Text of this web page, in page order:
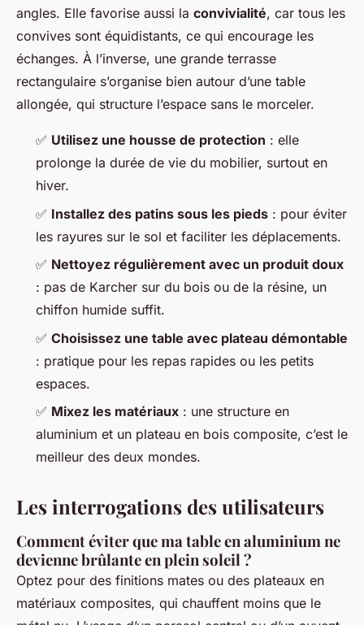
angles. Elle favorise aussi la convivialité, car tous les
convives sont équidistants, ce qui encourage les
échanges. À l’inverse, une grande terrasse
rectangulaire s’organise bien autour d’une table
allongée, qui structure l’espace sans le morceler.
✅ Utilisez une housse de protection : elle
prolonge la durée de vie du mobilier, surtout en
hiver.
✅ Installez des patins sous les pieds : pour éviter
les rayures sur le sol et faciliter les déplacements.
✅ Nettoyez régulièrement avec un produit doux
: pas de Karcher sur du bois ou de la résine, un
chiffon humide suffit.
✅ Choisissez une table avec plateau démontable
: pratique pour les repas rapides ou les petits
espaces.
✅ Mixez les matériaux : une structure en
aluminium et un plateau en bois composite, c’est le
meilleur des deux mondes.
Les interrogations des utilisateurs
Comment éviter que ma table en aluminium ne
devienne brûlante en plein soleil ?
Optez pour des finitions mates ou des plateaux en
matériaux composites, qui chauffent moins que le